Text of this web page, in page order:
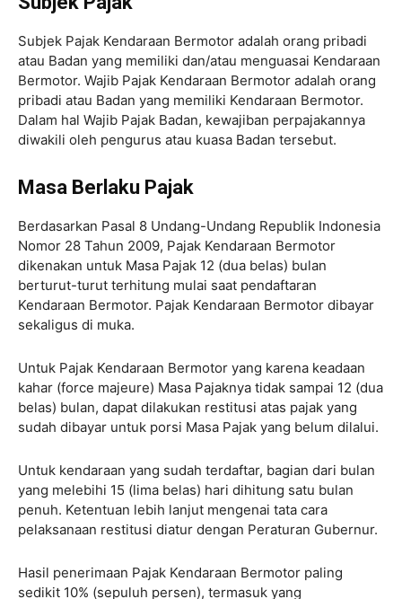
Subjek Pajak Kendaraan Bermotor adalah orang pribadi
atau Badan yang memiliki dan/atau menguasai Kendaraan
Bermotor. Wajib Pajak Kendaraan Bermotor adalah orang
pribadi atau Badan yang memiliki Kendaraan Bermotor.
Dalam hal Wajib Pajak Badan, kewajiban perpajakannya
diwakili oleh pengurus atau kuasa Badan tersebut.
Masa Berlaku Pajak
Berdasarkan Pasal 8 Undang-Undang Republik Indonesia
Nomor 28 Tahun 2009, Pajak Kendaraan Bermotor
dikenakan untuk Masa Pajak 12 (dua belas) bulan
berturut-turut terhitung mulai saat pendaftaran
Kendaraan Bermotor. Pajak Kendaraan Bermotor dibayar
sekaligus di muka.
Untuk Pajak Kendaraan Bermotor yang karena keadaan
kahar (force majeure) Masa Pajaknya tidak sampai 12 (dua
belas) bulan, dapat dilakukan restitusi atas pajak yang
sudah dibayar untuk porsi Masa Pajak yang belum dilalui.
Untuk kendaraan yang sudah terdaftar, bagian dari bulan
yang melebihi 15 (lima belas) hari dihitung satu bulan
penuh. Ketentuan lebih lanjut mengenai tata cara
pelaksanaan restitusi diatur dengan Peraturan Gubernur.
Hasil penerimaan Pajak Kendaraan Bermotor paling
sedikit 10% (sepuluh persen), termasuk yang